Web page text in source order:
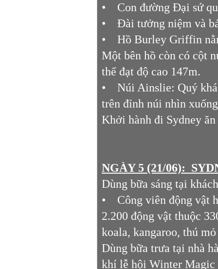
• Con đường Đại sứ
• Đài tưởng niệm và
• Hồ Burley Griffin
Một bên hồ còn có cột
thể đạt độ cao 147m.
• Núi Ainslie: Quý
trên đỉnh núi nhìn
Khởi hành đi Sydney
NGÀY 5 (21/06):
Dùng bữa sáng tại
• Công viên động vật
2.200 động vật thuộc
koala, kangaroo, thú
Dùng bữa trưa tại nhà
khí lễ hội Winter Magic